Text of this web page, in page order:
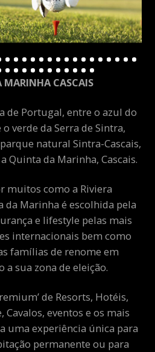
CASCAIS
de Portugal, entre o azul do
verde da Serra de Sintra,
natural Sintra-Cascais,
Quinta da Marinha, Cascais.
muitos como a Riviera
da Marinha é escolhida pela
e lifestyle pelas mais
internacionais bem como
famílias de renome em
a sua zona de eleição.
de Resorts, Hotéis,
Cavalos, eventos e os mais
uma experiência única para
permanente ou para